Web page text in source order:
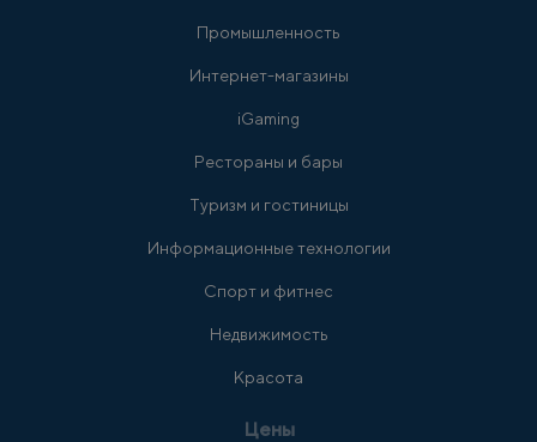
Промышленность
Интернет-магазины
iGaming
Рестораны и бары
Туризм и гостиницы
Информационные технологии
Спорт и фитнес
Недвижимость
Красота
Цены